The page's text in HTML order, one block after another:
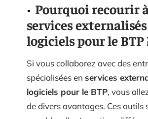
Pourquoi recourir
services
logiciels pour le BTP
Si vous collaborez avec des
spécialisées en services
logiciels pour le BTP, vous
de divers avantages. Ces outils